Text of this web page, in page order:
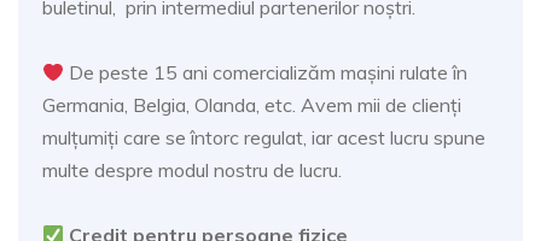
buletinul, prin intermediul partenerilor noștri.
De peste 15 ani comercializăm mașini rulate în
Germania, Belgia, Olanda, etc. Avem mii de clienți
mulțumiți care se întorc regulat, iar acest lucru spune
multe despre modul nostru de lucru.
Credit pentru persoane fizice